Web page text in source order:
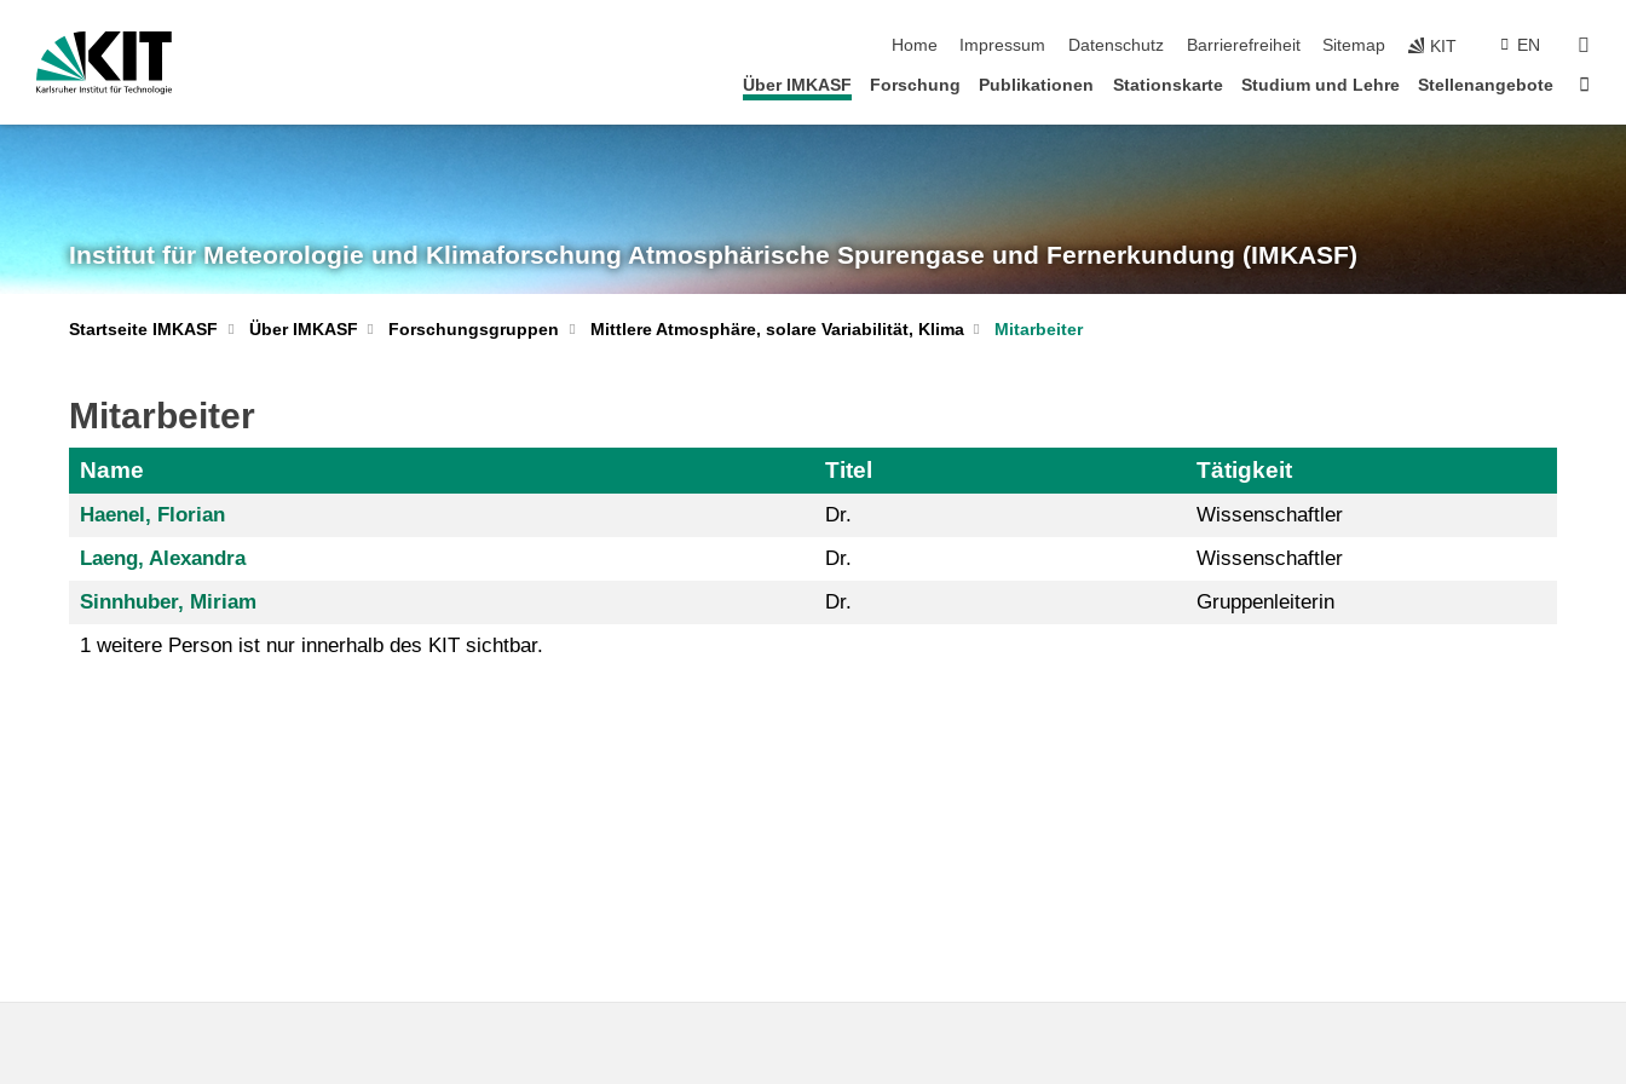
Home
Impressum Datenschutz Barrierefreiheit Sitemap KIT EN
Über IMKASF Forschung Publikationen Stationskarte Studium und Lehre Stellenangebote
Institut für Meteorologie und KlimaforschungAtmosphärische Spurengase und Fernerkundung (IMKASF)
Startseite IMKASF Über IMKASF Forschungsgruppen Mittlere Atmosphäre, solare Variabilität, Klima Mitarbeiter
Mitarbeiter
Name Titel Tätigkeit
Haenel, Florian Dr.
Wissenschaftler
Laeng, Alexandra
Dr.
Wissenschaftler
Sinnhuber, Miriam
Dr.
Gruppenleiterin
1 weitere Person ist nur innerhalb des KIT sichtbar.